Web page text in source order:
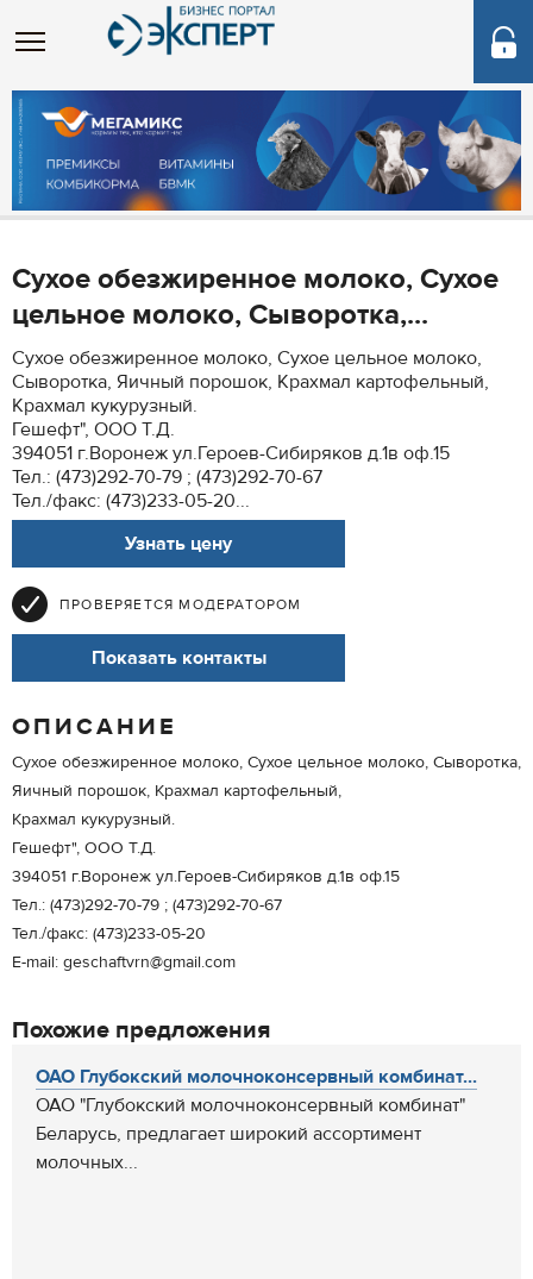
Сухое обезжиренное молоко, Сухое
цельное молоко, Сыворотка,...
Сухое обезжиренное молоко, Сухое цельное молоко,
Сыворотка, Яичный порошок, Крахмал картофельный,
Крахмал кукурузный.
Гешефт", ООО Т.Д.
394051 г.Воронеж ул.Героев-Сибиряков д.1в оф.15
Тел.: (473)292-70-79 ; (473)292-70-67
Тел./факс: (473)233-05-20...
Узнать цену
ПРОВЕРЯЕТСЯ МОДЕРАТОРОМ
Показать контакты
ОПИСАНИЕ
Сухое обезжиренное молоко, Сухое цельное молоко, Сыворотка,
Яичный порошок, Крахмал картофельный,
Крахмал кукурузный.
Гешефт", ООО Т.Д.
394051 г.Воронеж ул.Героев-Сибиряков д.1в оф.15
Тел.: (473)292-70-79 ; (473)292-70-67
Тел./факс: (473)233-05-20
E-mail: geschaftvrn@gmail.com
Похожие предложения
ОАО Глубокский молочноконсервный комбинат...
ОАО "Глубокский молочноконсервный комбинат"
Беларусь, предлагает широкий ассортимент
молочных...